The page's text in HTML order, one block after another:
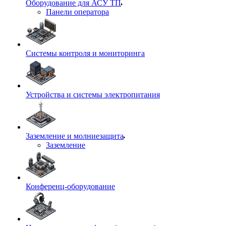
Оборудование для АСУ ТП
Панели оператора
Системы контроля и мониторинга
Устройства и системы электропитания
Заземление и молниезащита
Заземление
Конференц-оборудование